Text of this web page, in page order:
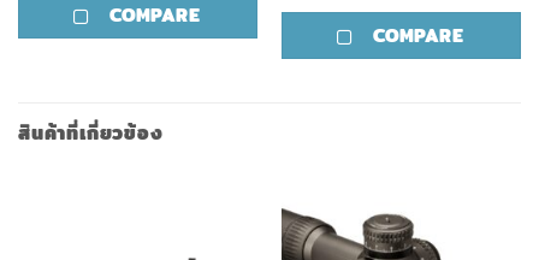
COMPARE
COMPARE
สินค้าที่เกี่ยวข้อง